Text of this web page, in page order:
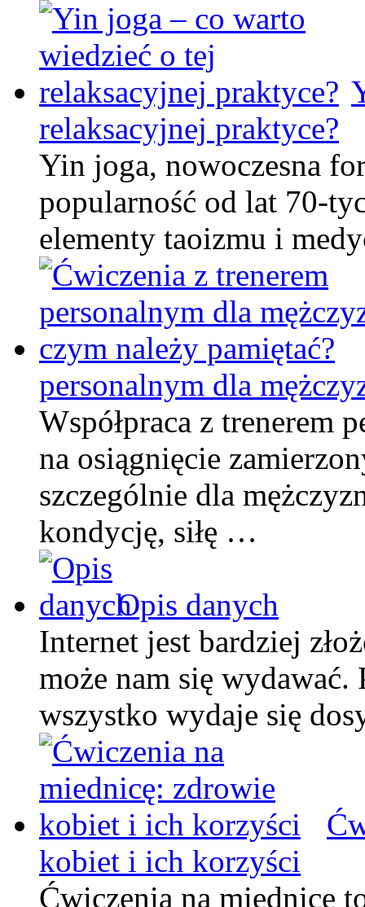
relaksacyjnej praktyce?
Yin joga, nowoczesna
popularność od lat 70-
elementy taoizmu i
personalnym dla
Współpraca z trenerem
na osiągnięcie
szczególnie dla
kondycję, siłę …
Opis danych
Internet jest bardziej
może nam się
wszystko wydaje się
kobiet i ich korzyści
Ćwiczenia na miednicę